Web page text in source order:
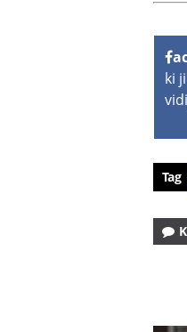
ki
Tag